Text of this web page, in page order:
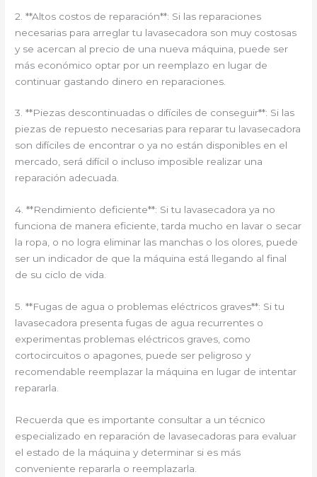
2. **Altos costos de reparación**: Si las reparaciones
necesarias para arreglar tu lavasecadora son muy costosas
y se acercan al precio de una nueva máquina, puede ser
más económico optar por un reemplazo en lugar de
continuar gastando dinero en reparaciones.
3. **Piezas descontinuadas o difíciles de conseguir**: Si las
piezas de repuesto necesarias para reparar tu lavasecadora
son difíciles de encontrar o ya no están disponibles en el
mercado, será difícil o incluso imposible realizar una
reparación adecuada.
4. **Rendimiento deficiente**: Si tu lavasecadora ya no
funciona de manera eficiente, tarda mucho en lavar o secar
la ropa, o no logra eliminar las manchas o los olores, puede
ser un indicador de que la máquina está llegando al final
de su ciclo de vida.
5. **Fugas de agua o problemas eléctricos graves**: Si tu
lavasecadora presenta fugas de agua recurrentes o
experimentas problemas eléctricos graves, como
cortocircuitos o apagones, puede ser peligroso y
recomendable reemplazar la máquina en lugar de intentar
repararla.
Recuerda que es importante consultar a un técnico
especializado en reparación de lavasecadoras para evaluar
el estado de la máquina y determinar si es más
conveniente repararla o reemplazarla.